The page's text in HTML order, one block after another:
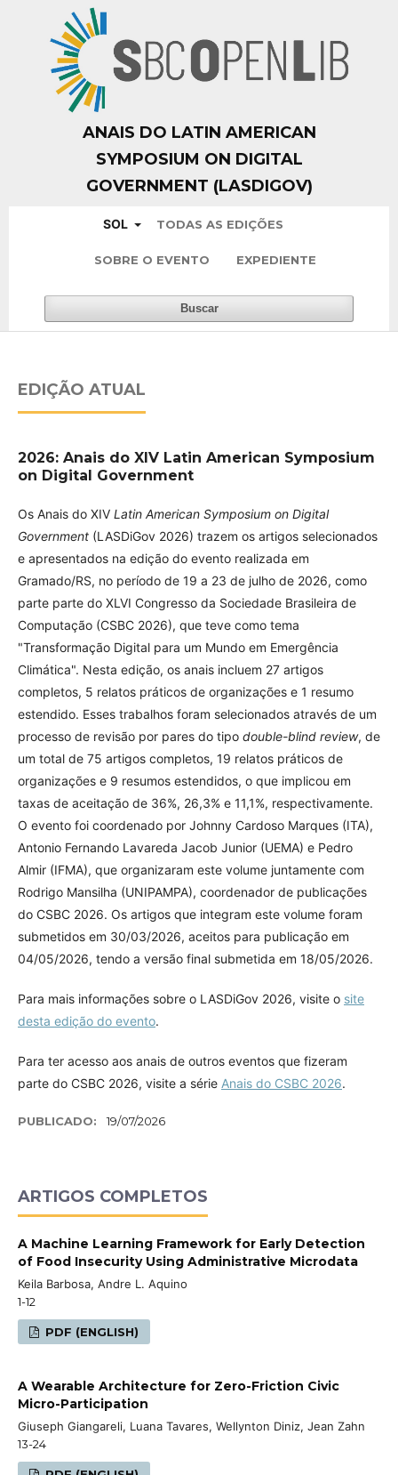
ANAIS DO LATIN AMERICAN
SYMPOSIUM ON DIGITAL
GOVERNMENT (LASDIGOV)
SOL TODAS AS EDIÇÕES
SOBRE O EVENTO EXPEDIENTE
Buscar
EDIÇÃO ATUAL
2026: Anais do XIV Latin American Symposium
on Digital Government
Os Anais do XIV Latin American Symposium on Digital
Government (LASDiGov 2026) trazem os artigos selecionados
e apresentados na edição do evento realizada em
Gramado/RS, no período de 19 a 23 de julho de 2026, como
parte parte do XLVI Congresso da Sociedade Brasileira de
Computação (CSBC 2026), que teve como tema
"Transformação Digital para um Mundo em Emergência
Climática". Nesta edição, os anais incluem 27 artigos
completos, 5 relatos práticos de organizações e 1 resumo
estendido. Esses trabalhos foram selecionados através de um
processo de revisão por pares do tipo double-blind review, de
um total de 75 artigos completos, 19 relatos práticos de
organizações e 9 resumos estendidos, o que implicou em
taxas de aceitação de 36%, 26,3% e 11,1%, respectivamente.
O evento foi coordenado por Johnny Cardoso Marques (ITA),
Antonio Fernando Lavareda Jacob Junior (UEMA) e Pedro
Almir (IFMA), que organizaram este volume juntamente com
Rodrigo Mansilha (UNIPAMPA), coordenador de publicações
do CSBC 2026. Os artigos que integram este volume foram
submetidos em 30/03/2026, aceitos para publicação em
04/05/2026, tendo a versão final submetida em 18/05/2026.
Para mais informações sobre o LASDiGov 2026, visite o site
desta edição do evento.
Para ter acesso aos anais de outros eventos que fizeram
parte do CSBC 2026, visite a série Anais do CSBC 2026.
PUBLICADO: 19/07/2026
ARTIGOS COMPLETOS
A Machine Learning Framework for Early Detection
of Food Insecurity Using Administrative Microdata
Keila Barbosa, Andre L. Aquino
1-12
PDF (ENGLISH)
A Wearable Architecture for Zero-Friction Civic
Micro-Participation
Giuseph Giangareli, Luana Tavares, Wellynton Diniz, Jean Zahn
13-24